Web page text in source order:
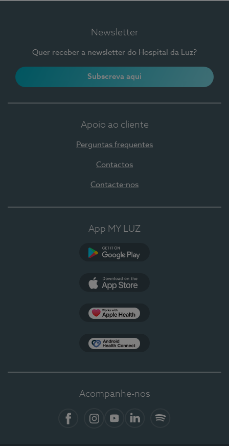
Newsletter
Quer receber a newsletter do Hospital da Luz?
Subscreva aqui
Apoio ao cliente
Perguntas frequentes
Contactos
Contacte-nos
App MY LUZ
Acompanhe-nos